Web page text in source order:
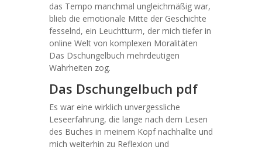
das Tempo manchmal ungleichmäßig war,
blieb die emotionale Mitte der Geschichte
fesselnd, ein Leuchtturm, der mich tiefer in
online Welt von komplexen Moralitäten
Das Dschungelbuch mehrdeutigen
Wahrheiten zog.
Das Dschungelbuch pdf
Es war eine wirklich unvergessliche
Leseerfahrung, die lange nach dem Lesen
des Buches in meinem Kopf nachhallte und
mich weiterhin zu Reflexion und